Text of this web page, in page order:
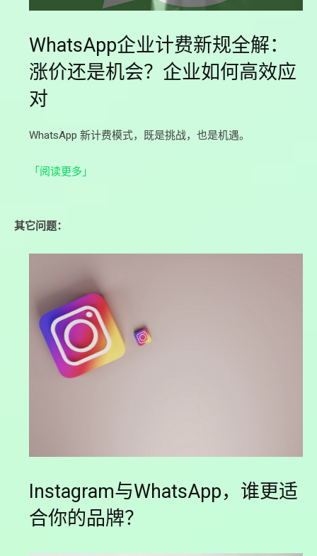
WhatsApp企业计费新规全解：
涨价还是机会？企业如何高效应
对
WhatsApp 新计费模式，既是挑战，也是机遇。
「阅读更多」
其它问题：
Instagram与WhatsApp，谁更适
合你的品牌？